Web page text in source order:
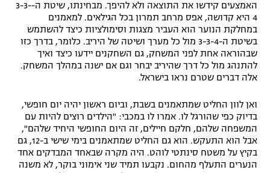
האמצעים קידשו את התוצאה ולא להיפך. מבחינתו, שיטת ה-3-3-
4 היא קדושה, אפס מרחב תמרון בכל הגילאים. למאמנים
במחלקת הנוער הוא העביר מצגות וסימולציות כיצד להשתמש
בשיטת ה-3-3-4 מול כל מערך ושיטה של היריב. כלומר, בדרך כזו
שבהוראה אחת לפני המשחק, גם השחקנים יידעו כיצד ואיך
להתנהג מול כל דרך שהיריב יבחר וגם אם ישנה במהלך המשחק.
אלה דברים שטרם נראו בישראל.
ואן לוון החליט שמתאמנים בשבת, וביום ראשון יהיה יום חופשי,
בדיוק כפי שהורגל לו. אמרו לו במכבי: "הילדים רוצים להיות עם
המשפחה שלהם, חלקם חיילים, זה היום החופשי היחיד שלהם",
אבל הוא התעקש. הוא גם החליט שמתאמנים בימי שישי ב-12, גם
בקיץ על משטח סינתטי לוהט. היה מקרה שבאחד המבדקים אחד
הנערים התעלף מהחום. נקבעו תמיד שני אימוני בוקר, לא משנה